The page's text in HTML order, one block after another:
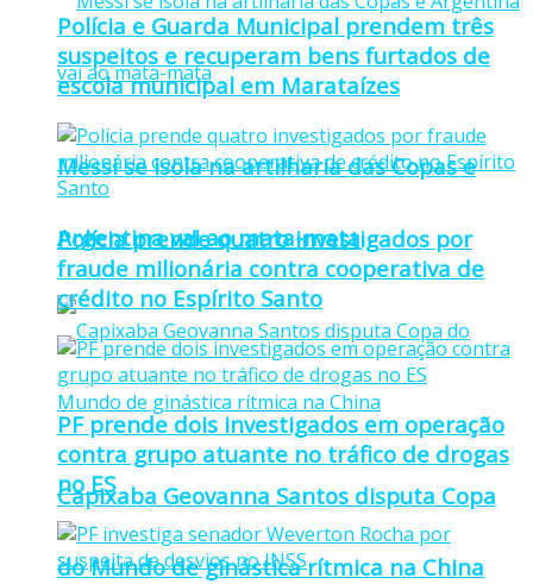
Messi se isola na artilharia das Copas e
Argentina vai ao mata-mata
Capixaba Geovanna Santos disputa Copa
do Mundo de ginástica rítmica na China
Polícia e Guarda Municipal prendem três
suspeitos e recuperam bens furtados de
escola municipal em Marataízes
Polícia prende quatro investigados por
fraude milionária contra cooperativa de
crédito no Espírito Santo
PF prende dois investigados em operação
contra grupo atuante no tráfico de drogas
no ES